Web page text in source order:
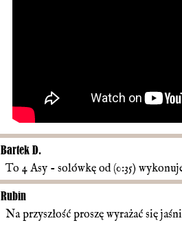
Bartek D.
To 4 Asy - solówkę od (0:35)
Rubin
Na przyszłość proszę wyrażać się